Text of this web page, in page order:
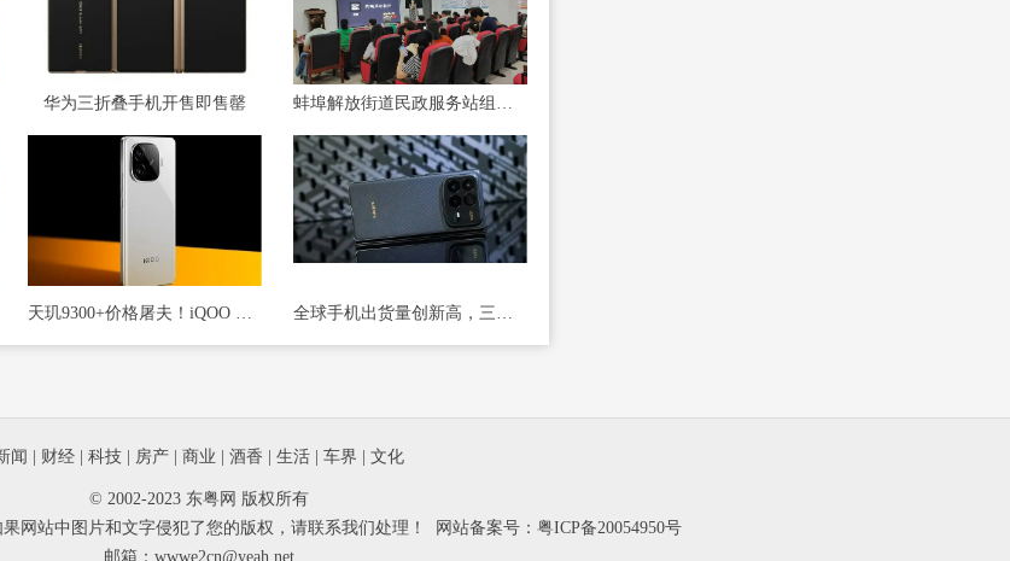
华为三折叠手机开售即售罄
闻 | 财经 | 科技 | 房产 | 商业 | 酒香 | 生活 | 车界 | 文化
© 2002-2023 东粤网 版权所有
网站中图片和文字侵犯了您的版权，请联系我们处理！ 网站备案号： 粤ICP备20054950号
邮箱：wwwe2cn@yeah.net